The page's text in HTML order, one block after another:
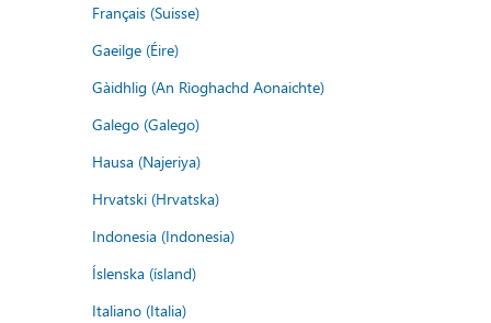
Français (Suisse)
Gaeilge (Éire)
Gàidhlig (An Rìoghachd Aonaichte)
Galego (Galego)
Hausa (Najeriya)
Hrvatski (Hrvatska)
Indonesia (Indonesia)
Íslenska (ísland)
Italiano (Italia)